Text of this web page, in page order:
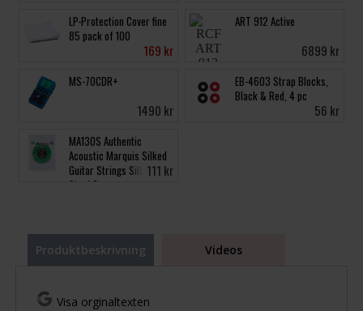
LP-Protection Cover fine
85 pack of 100
169 kr
ART 912 Active
6899 kr
MS-70CDR+
1490 kr
EB-4603 Strap Blocks,
Black & Red, 4 pc
56 kr
MA130S Authentic
Acoustic Marquis Silked
Guitar Strings Silk &
Steel C
111 kr
Produktbeskrivning Videos
Visa orginaltexten